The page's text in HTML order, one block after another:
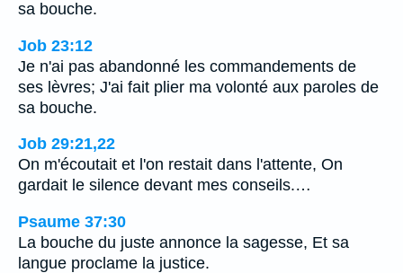
sa bouche.
Job 23:12
Je n'ai pas abandonné les commandements de
ses lèvres; J'ai fait plier ma volonté aux paroles de
sa bouche.
Job 29:21,22
On m'écoutait et l'on restait dans l'attente, On
gardait le silence devant mes conseils.…
Psaume 37:30
La bouche du juste annonce la sagesse, Et sa
langue proclame la justice.